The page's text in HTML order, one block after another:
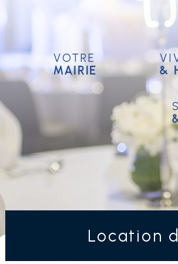
Votre
mairie &
Location